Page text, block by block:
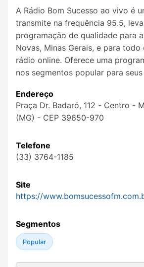
A Rádio Bom Sucesso ao vivo é
transmite na frequência 95.5,
programação de qualidade para
Novas, Minas Gerais, e para
rádio online. Oferece uma
nos segmentos popular para
Endereço
Praça Dr. Badaró, 112 - Centro -
(MG) - CEP 39650-970
Telefone
(33) 3764-1185
Site
https://
Segmentos
Popular